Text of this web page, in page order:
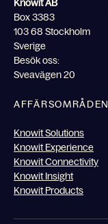
Knowit AB
Box 3383
103 68 Stockholm
Sverige
Besök oss:
Sveavägen 20
AFFÄRSOMRÅDEN
Knowit Solutions
Knowit Experience
Knowit Connectivity
Knowit Insight
Knowit Products